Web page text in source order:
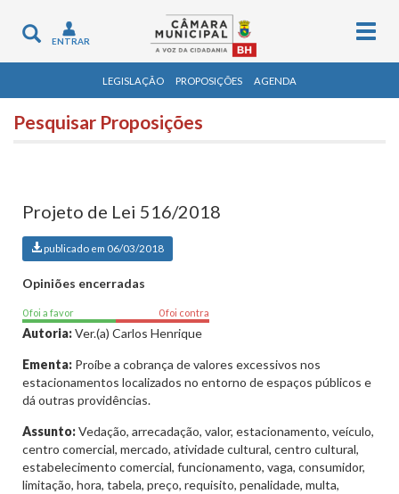
Toggle
navigation
ENTRAR
LEGISLAÇÃO PROPOSIÇÕES AGENDA
Pesquisar Proposições
Projeto de Lei 516/2018
publicado em 06/03/2018
Opiniões encerradas
0 foi a favor 0 foi contra
Autoria:Ver.(a) Carlos Henrique
Ementa: Proíbe a cobrança de valores excessivos nos
estacionamentos localizados no entorno de espaços públicos e
dá outras providências.
Assunto:Vedação, arrecadação, valor, estacionamento, veículo,
centro comercial, mercado, atividade cultural, centro cultural,
estabelecimento comercial, funcionamento, vaga, consumidor,
limitação, hora, tabela, preço, requisito, penalidade, multa,